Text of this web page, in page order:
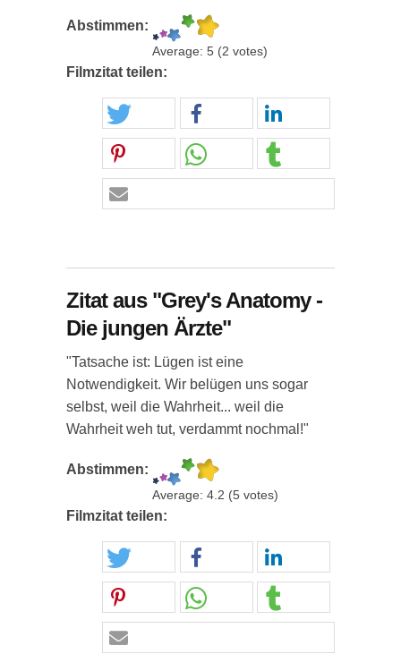
Abstimmen:
Average: 5 (2 votes)
Filmzitat teilen:
Zitat aus "Grey's Anatomy -
Die jungen Ärzte"
"Tatsache ist: Lügen ist eine
Notwendigkeit. Wir belügen uns sogar
selbst, weil die Wahrheit... weil die
Wahrheit weh tut, verdammt nochmal!"
Abstimmen:
Average: 4.2 (5 votes)
Filmzitat teilen: